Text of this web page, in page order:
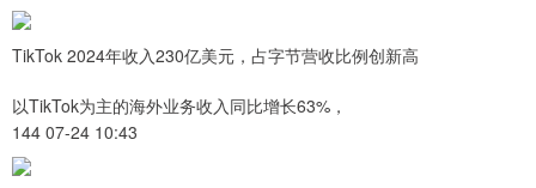
TikTok 2024年收入230亿美元，占字节营收比例创新高
以TikTok为主的海外业务收入同比增长63%，
144 07-24 10:43